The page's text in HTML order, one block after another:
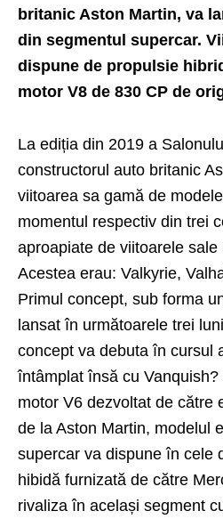
britanic Aston Martin, va
din segmentul supercar.
dispune de propulsie
motor V8 de 830 CP de
La ediția din 2019 a
constructorul auto britanic
viitoarea sa gamă de
momentul respectiv din trei
aproapiate de viitoarele sale
Acestea erau: Valkyrie,
Primul concept, sub forma
lansat în următoarele trei
concept va debuta în cursul
întâmplat însă cu
motor V6 dezvoltat de către
de la Aston Martin, modelul
supercar va dispune în cele
hibidă furnizată de către
rivaliza în același segment